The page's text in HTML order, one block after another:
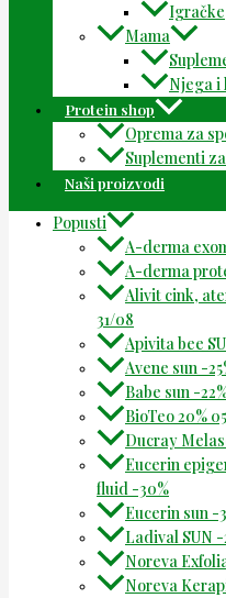
Igračke
Mama
Njega i
Protein shop
Oprema za
Suplementi
Naši proizvodi
Popusti
A-derma
A-derma
Alivit cink,
31/08
Apivita bee
Avene sun -
Babe sun -
BioTeo 20%
Ducray
Eucerin
fluid -30%
Eucerin sun -
Ladival SUN
Noreva
Noreva